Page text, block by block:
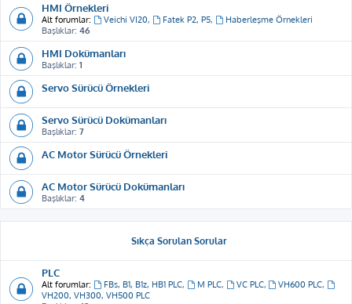
HMI Örnekleri
Alt forumlar: Veichi VI20, Fatek P2, P5,
Haberleşme Örnekleri
Başlıklar: 46
HMI Dokümanları
Başlıklar: 1
Servo Sürücü Örnekleri
Servo Sürücü Dokümanları
Başlıklar: 7
AC Motor Sürücü Örnekleri
AC Motor Sürücü Dokümanları
Başlıklar: 4
Sıkça Sorulan Sorular
PLC
Alt forumlar: FBs, B1, B1z, HB1 PLC, M PLC, VC PLC, VH600 PLC,
VH200, VH300, VH500 PLC